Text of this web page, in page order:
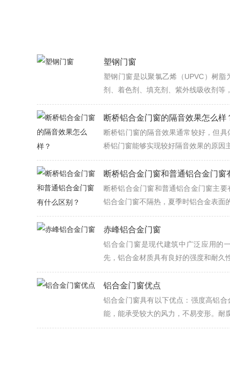
塑钢门窗
塑钢门窗是以聚氯乙烯（UPVC）树
剂、着色剂、填充剂、紫外线吸收剂等，
断桥铝合金门窗的隔音效果怎么样
断桥铝门窗的隔音效果通常较好，但
桥铝门窗能够实现较好隔音效果的原因主
断桥铝合金门窗和普通铝合金门窗
断桥铝合金门窗和普通铝合金门窗主
铝合金门窗不隔热，夏季时铝合金表面的
赤峰铝合金门窗
铝合金门窗是现代建筑中广泛应用的
先，铝合金材质具有良好的强度和耐久性
铝合金门窗优点
铝合金门窗具有以下优点：强度高铝
能，能承受较大的风力，不易变形。耐腐